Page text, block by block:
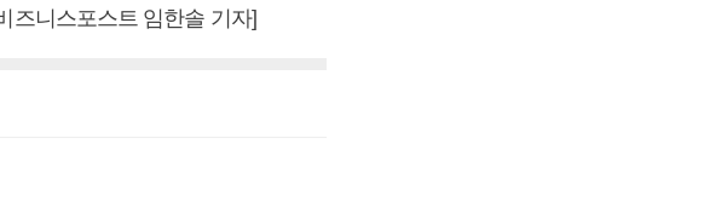
즈니스포스트 임한솔 기자]